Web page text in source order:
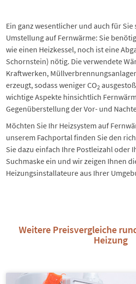
Ein ganz wesentlicher und auch für
Umstellung auf Fernwärme: Sie
wie einen Heizkessel, noch ist eine
Schornstein) nötig. Die verwendete
Kraftwerken,
erzeugt, sodass weniger CO2
wichtige Aspekte hinsichtlich
Gegenüberstellung derVor- und
Möchten Sie Ihr Heizsystem auf
unserem Fachportal finden Sie den
Sie dazu einfach Ihre Postleizahl oder
Suchmaske ein und wir zeigen Ihnen
Heizungsinstallateure aus Ihrer
Weitere Preisvergleiche
Heizung